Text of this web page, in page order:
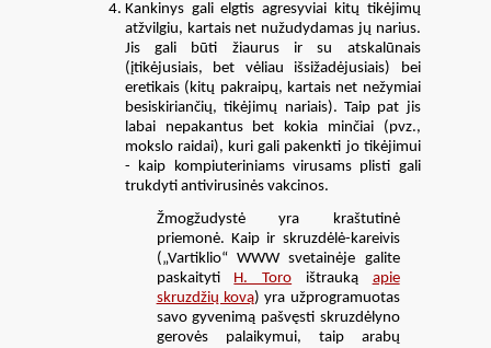
Kankinys gali elgtis agresyviai kitų tikėjimų
atžvilgiu, kartais net nužudydamas jų narius.
Jis gali būti žiaurus ir su atskalūnais
(įtikėjusiais, bet vėliau išsižadėjusiais) bei
eretikais (kitų pakraipų, kartais net nežymiai
besiskiriančių, tikėjimų nariais). Taip pat jis
labai nepakantus bet kokia minčiai (pvz.,
mokslo raidai), kuri gali pakenkti jo tikėjimui
- kaip kompiuteriniams virusams plisti gali
trukdyti antivirusinės vakcinos.
Žmogžudystė yra kraštutinė
priemonė. Kaip ir skruzdėlė-kareivis
(„Vartiklio“ WWW svetainėje galite
paskaityti H. Toro ištrauką apie
skruzdžių kovą) yra užprogramuotas
savo gyvenimą pašvęsti skruzdėlyno
gerovės palaikymui, taip arabų